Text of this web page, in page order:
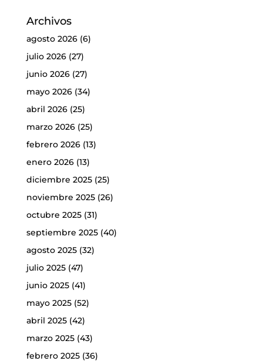
Archivos
agosto 2026(6)
julio 2026(27)
junio 2026(27)
mayo 2026(34)
abril 2026(25)
marzo 2026(25)
febrero 2026(13)
enero 2026(13)
diciembre 2025(25)
noviembre 2025(26)
octubre 2025(31)
septiembre 2025(40)
agosto 2025(32)
julio 2025(47)
junio 2025(41)
mayo 2025(52)
abril 2025(42)
marzo 2025(43)
febrero 2025(36)